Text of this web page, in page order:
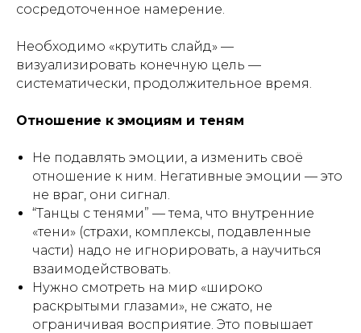
сосредоточенное намерение.
Необходимо «крутить слайд» —
визуализировать конечную цель —
систематически, продолжительное время.
Отношение к эмоциям и теням
Не подавлять эмоции, а изменить своё
отношение к ним. Негативные эмоции — это
не враг, они сигнал.
“Танцы с тенями” — тема, что внутренние
«тени» (страхи, комплексы, подавленные
части) надо не игнорировать, а научиться
взаимодействовать.
Нужно смотреть на мир «широко
раскрытыми глазами», не сжато, не
ограничивая восприятие. Это повышает